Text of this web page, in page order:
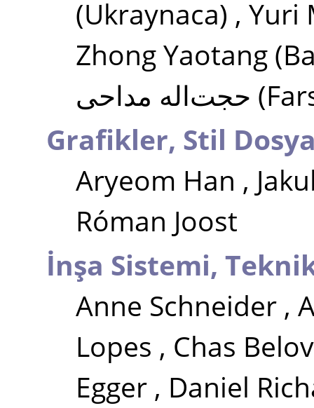
(Ukraynaca) , Yuri
Zhong Yaotang
حجت‌اله مداحی
Grafikler, Stil
Aryeom Han ,
Róman Joost
İnşa Sistemi,
Anne Schneider ,
Lopes , Chas Belov
Egger , Daniel